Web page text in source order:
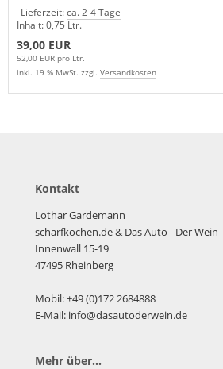
Lieferzeit:ca. 2-4 Tage
Inhalt: 0,75 Ltr.
39,00 EUR
52,00 EUR pro Ltr.
inkl. 19 % MwSt. zzgl. Versandkosten
Kontakt
Lothar Gardemann
scharfkochen.de& Das Auto - Der Wein
Innenwall 15-19
47495 Rheinberg
Mobil: +49 (0)172 2684888
E-Mail: info@dasautoderwein.de
Mehr über...